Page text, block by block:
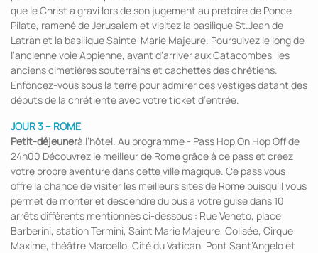
que le Christ a gravi lors de son jugement au prétoire de Ponce
Pilate, ramené de Jérusalem et visitez la basilique St.Jean de
Latran et la basilique Sainte-Marie Majeure. Poursuivez le long de
l'ancienne voie Appienne, avant d'arriver aux Catacombes, les
anciens cimetières souterrains et cachettes des chrétiens.
Enfoncez-vous sous la terre pour admirer ces vestiges datant des
débuts de la chrétienté avec votre ticket d’entrée.
JOUR 3 – ROME
Petit-déjeunerà l’hôtel. Au programme - Pass Hop On Hop Off de
24h00 Découvrez le meilleur de Rome grâce à ce pass et créez
votre propre aventure dans cette ville magique. Ce pass vous
offre la chance de visiter les meilleurs sites de Rome puisqu’il vous
permet de monter et descendre du bus à votre guise dans 10
arrêts différents mentionnés ci-dessous : Rue Veneto, place
Barberini, station Termini, Saint Marie Majeure, Colisée, Cirque
Maxime, théâtre Marcello, Cité du Vatican, Pont Sant’Angelo et